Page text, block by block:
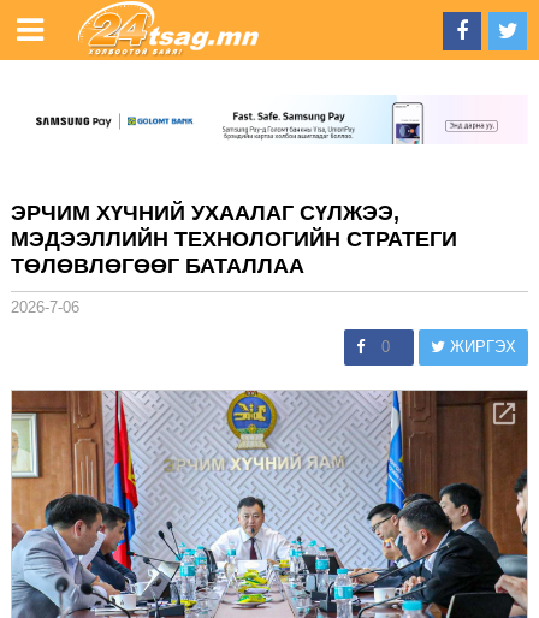
ЭРЧИМ ХҮЧНИЙ УХААЛАГ СҮЛЖЭЭ,
МЭДЭЭЛЛИЙН ТЕХНОЛОГИЙН СТРАТЕГИ
ТӨЛӨВЛӨГӨӨГ БАТАЛЛАА
2026-7-06
0 ЖИРГЭХ